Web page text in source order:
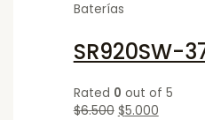
Baterías
SR920SW-
Rated 0 out of 5
$6.500 $5.000